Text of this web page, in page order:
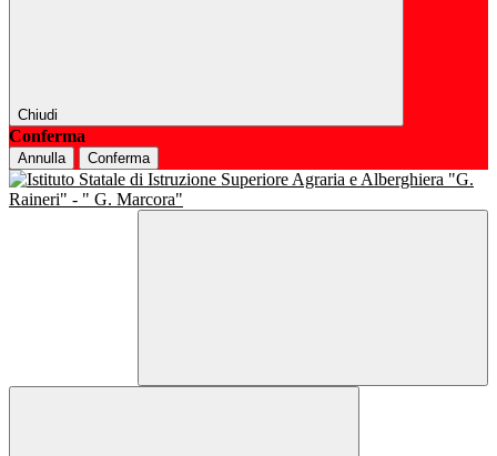
Chiudi
Conferma
Annulla Conferma